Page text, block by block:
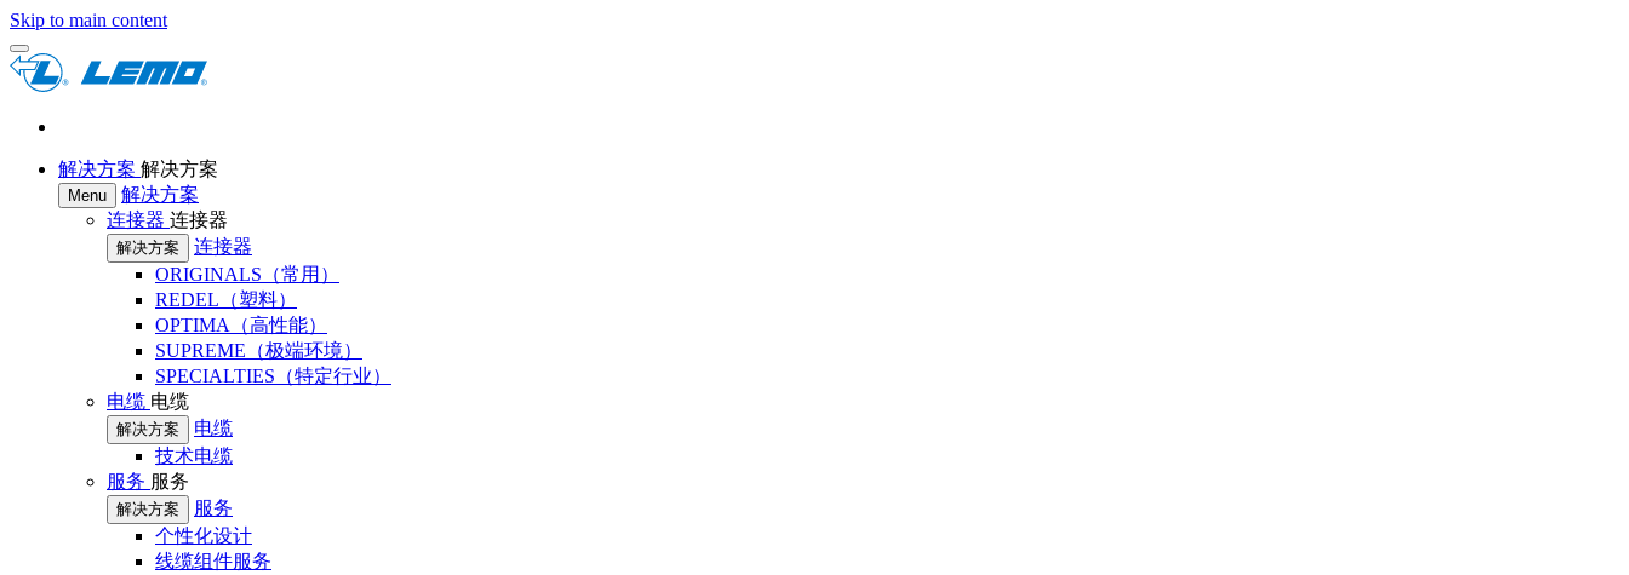
Skip to main content
解决方案 解决方案
Menu
解决方案
连接器 连接器
解决方案
连接器
ORIGINALS（常用）
REDEL（塑料）
OPTIMA（高性能）
SUPREME（极端环境）
SPECIALTIES（特定行业）
电缆 电缆
解决方案
电缆
技术电缆
服务 服务
解决方案
服务
个性化设计
线缆组件服务